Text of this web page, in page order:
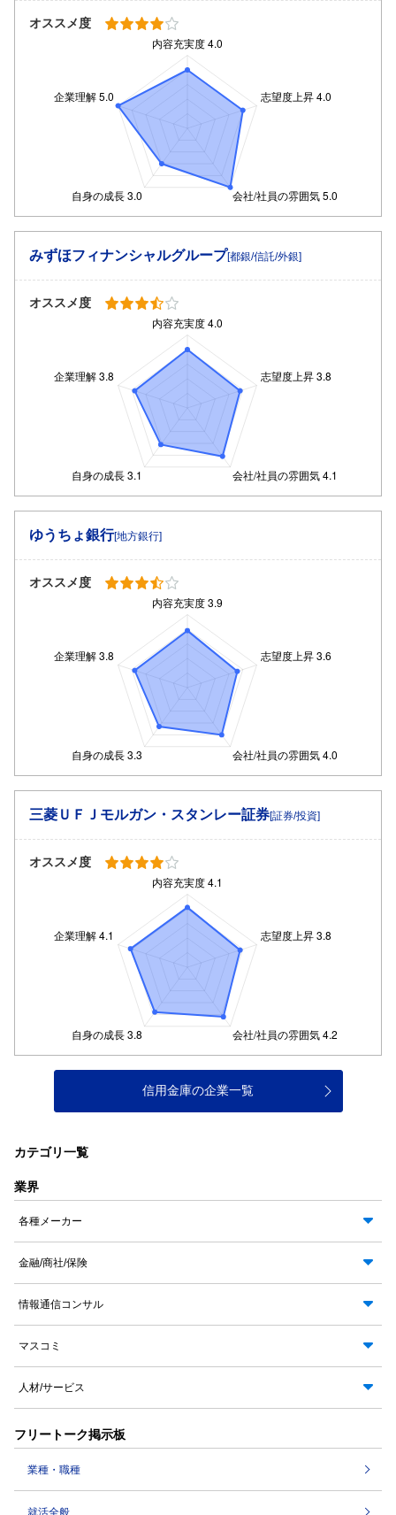
オススメ度
みずほフィナンシャルグループ[都銀/信託/外銀]
オススメ度
ゆうちょ銀行[地方銀行]
オススメ度
三菱ＵＦＪモルガン・スタンレー証券[証券/投資]
オススメ度
信用金庫の企業一覧
カテゴリ一覧
業界
各種メーカー
金融/商社/保険
情報通信コンサル
マスコミ
人材/サービス
フリートーク掲示板
業種・職種
就活全般